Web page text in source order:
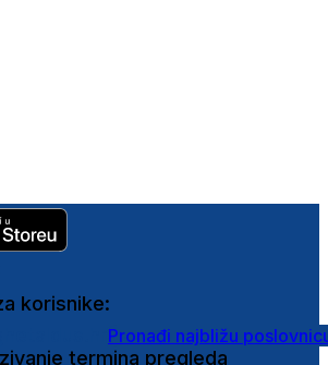
korisnike:
Pronađi najbližu
termina pregleda